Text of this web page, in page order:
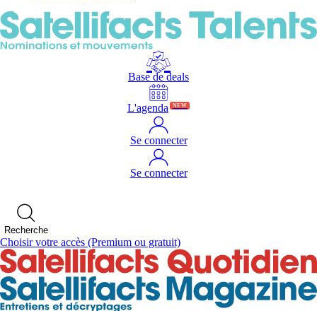
Base de deals
L'agenda NEW
Se connecter
Se connecter
Recherche
Choisir votre accès (Premium ou gratuit)